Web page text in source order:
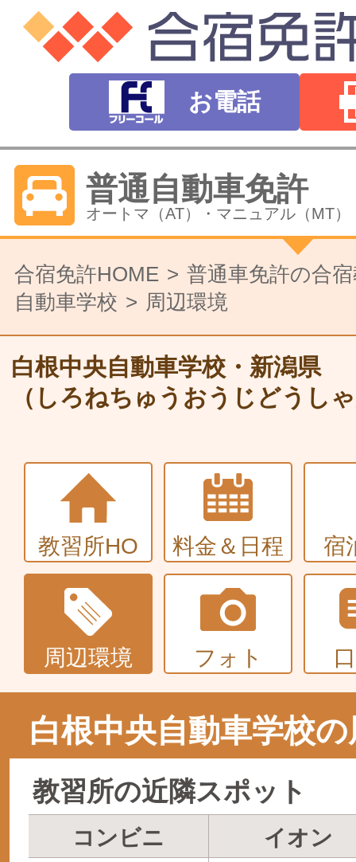
お電話
普通自動車免許
オートマ（AT）・マニュアル（MT）
バイク免許
普通二輪（中型二輪）・大型二輪
大型〜二種免許
中型・大型特殊・けん引・大型二種
普通車+バイク
同時取得
合宿免許HOME
普通車免許の合
自動車学校
周辺環境
白根中央自動車学校・新潟県
（しろねちゅうおうじどうし
教習所HO 料金＆日程 宿
周辺環境 フォト
白根中央自動車学校
教習所の近隣スポット
コンビニ
イオン